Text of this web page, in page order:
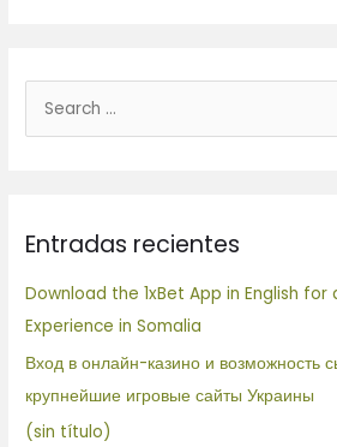
a
r
:
Entradas recientes
Download the 1xBet App in English for
Experience in Somalia
Вход в онлайн-казино и возможность
крупнейшие игровые сайты Украины
(sin título)